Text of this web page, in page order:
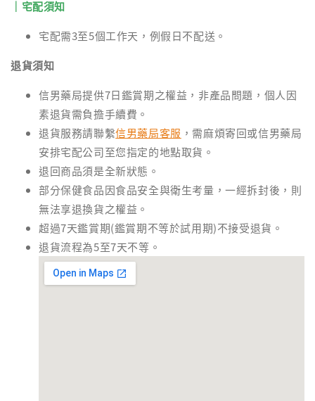
｜宅配須知
宅配需3至5個工作天，例假日不配送。
退貨須知
信男藥局提供7日鑑賞期之權益，非產品問題，個人因
素退貨需負擔手續費。
退貨服務請聯繫信男藥局客服 ，需麻煩寄回或信男藥局
安排宅配公司至您指定的地點取貨。
退回商品須是全新狀態。
部分保健食品因食品安全與衛生考量，一經拆封後，則
無法享退換貨之權益。
超過7天鑑賞期(鑑賞期不等於試用期)不接受退貨。
退貨流程為5至7天不等。